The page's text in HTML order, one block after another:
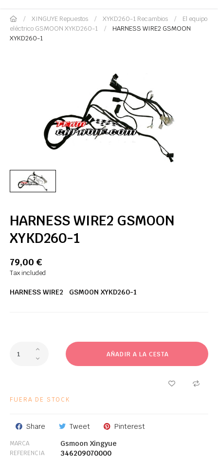
XINGUYE Repuestos XYKD260-1 Recambios
El equipo
eléctrico GSMOON XYKD260-1
HARNESS WIRE2 GSMOON
XYKD260-1
HARNESS WIRE2 GSMOON
XYKD260-1
79,00 €
Tax included
HARNESS WIRE2 GSMOON XYKD260-1
AÑADIR A LA CESTA
FUERA DE STOCK
Share Tweet Pinterest
MARCA Gsmoon Xingyue
REFERENCIA 346209070000